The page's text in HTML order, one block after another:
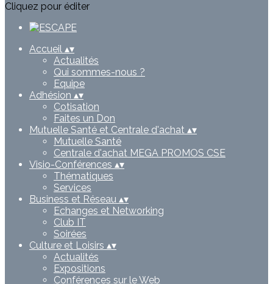
Cliquez pour éditer
Accueil ▴▾
Actualités
Qui sommes-nous ?
Equipe
Adhésion ▴▾
Cotisation
Faites un Don
Mutuelle Santé et Centrale d'achat ▴▾
Mutuelle Santé
Centrale d'achat MEGA PROMOS CSE
Visio-Conférences ▴▾
Thématiques
Services
Business et Réseau ▴▾
Echanges et Networking
Club IT
Soirées
Culture et Loisirs ▴▾
Actualités
Expositions
Conférences sur le Web